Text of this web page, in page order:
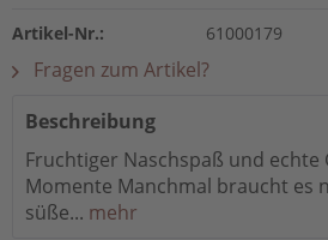
Artikel-Nr.: 61000179
Fragen zum Artikel?
Beschreibung
Fruchtiger Naschspaß und echte
Momente Manchmal braucht es
süße... mehr